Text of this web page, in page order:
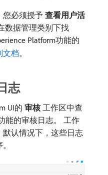
您必须授予​ 查看用户活
数据管理类别下找
Platform功能的
文档。
志
UI的​ 审核​工作区中查
能的审核日志。 工作
认情况下，这些日志